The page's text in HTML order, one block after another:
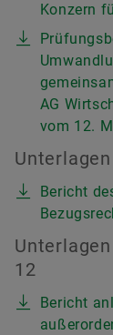
Konzern
AG
vom 12.
Bericht
12
Bericht